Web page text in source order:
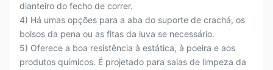
dianteiro do fecho de correr.
4) Há umas opções para a aba do suporte de crachá, os
bolsos da pena ou as fitas da luva se necessário.
5) Oferece a boa resistência à estática, à poeira e aos
produtos químicos. É projetado para salas de limpeza da